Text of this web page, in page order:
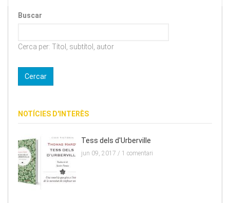
Buscar
Cerca per: Títol, subtítol, autor
NOTÍCIES D'INTERÈS
Tess dels d'Urberville
jun 09, 2017 / 1 comentari